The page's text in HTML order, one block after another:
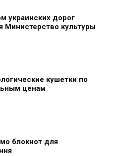
украинских дорог
Министерство культуры
кушетки по
ценам
блокнот для